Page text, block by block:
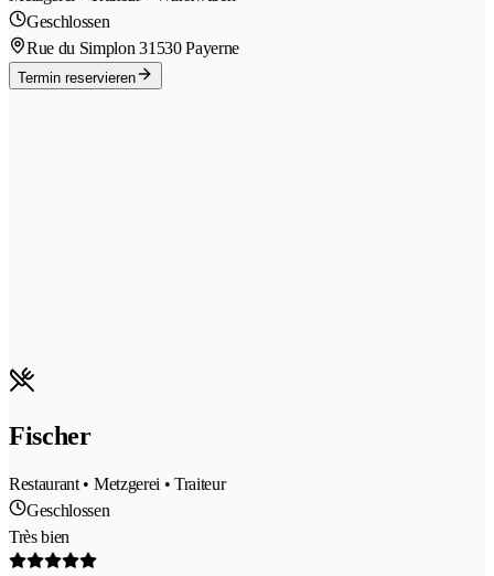
Geschlossen
Rue du Simplon 31530 Payerne
Termin reservieren
Fischer
Restaurant • Metzgerei • Traiteur
Geschlossen
Très bien